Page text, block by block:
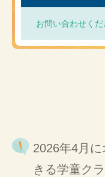
お問い合わせくだ
2026年4月
きる学童ク